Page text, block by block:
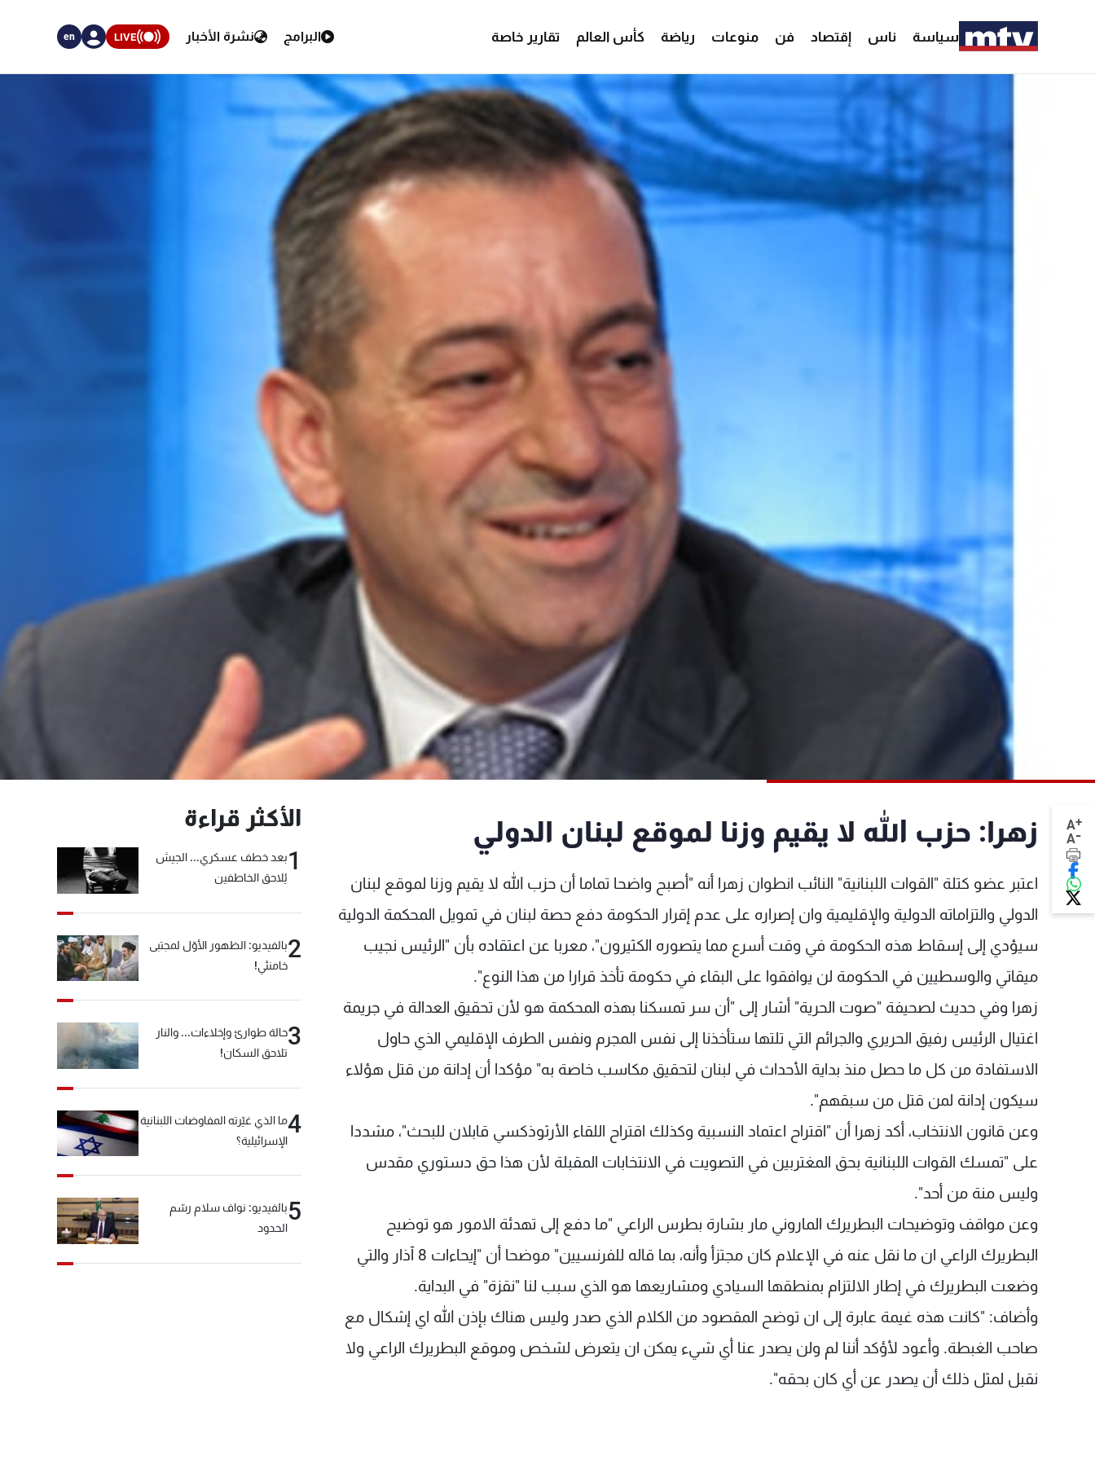
سياسة ناس إقتصاد فن منوعات رياضة كأس العالم تقارير خاصة البرامج نشرة الأخبار LIVE
en
A+
A- زهرا: حزب الله لا يقيم وزنا لموقع لبنان الدولي
اعتبر عضو كتلة "القوات اللبنانية" النائب انطوان زهرا أنه "أصبح واضحا تماما أن حزب الله لا يقيم وزنا لموقع لبنان
الدولي والتزاماته الدولية والإقليمية وان إصراره على عدم إقرار الحكومة دفع حصة لبنان في تمويل المحكمة الدولية
سيؤدي إلى إسقاط هذه الحكومة في وقت أسرع مما يتصوره الكثيرون"، معربا عن اعتقاده بأن "الرئيس نجيب
ميقاتي والوسطيين في الحكومة لن يوافقوا على البقاء في حكومة تأخذ قرارا من هذا النوع".
زهرا وفي حديث لصحيفة "صوت الحرية" أشار إلى "أن سر تمسكنا بهذه المحكمة هو لأن تحقيق العدالة في جريمة
اغتيال الرئيس رفيق الحريري والجرائم التي تلتها ستأخذنا إلى نفس المجرم ونفس الطرف الإقليمي الذي حاول
الاستفادة من كل ما حصل منذ بداية الأحداث في لبنان لتحقيق مكاسب خاصة به" مؤكدا أن إدانة من قتل هؤلاء
سيكون إدانة لمن قتل من سبقهم".
وعن قانون الانتخاب، أكد زهرا أن "اقتراح اعتماد النسبية وكذلك اقتراح اللقاء الأرثوذكسي قابلان للبحث"، مشددا
على "تمسك القوات اللبنانية بحق المغتربين في التصويت في الانتخابات المقبلة لأن هذا حق دستوري مقدس
وليس منة من أحد".
وعن مواقف وتوضيحات البطريرك الماروني مار بشارة بطرس الراعي "ما دفع إلى تهدئة الامور هو توضيح
البطريرك الراعي ان ما نقل عنه في الإعلام كان مجتزأ وأنه، بما قاله للفرنسيين" موضحا أن "إيحاءات 8 آذار والتي
وضعت البطريرك في إطار الالتزام بمنطقها السيادي ومشاريعها هو الذي سبب لنا "نقزة" في البداية.
وأضاف: "كانت هذه غيمة عابرة إلى ان توضح المقصود من الكلام الذي صدر وليس هناك بإذن الله اي إشكال مع
صاحب الغبطة. وأعود لأؤكد أننا لم ولن يصدر عنا أي شيء يمكن ان يتعرض لشخص وموقع البطريرك الراعي ولا
نقبل لمثل ذلك أن يصدر عن أي كان بحقه".
الأكثر قراءة
1بعد خطف عسكري... الجيش
يُلاحق الخاطفين
2بالفيديو: الظهور الأوّل لمجتبى
خامنئي!
3حالة طوارئ وإخلاءات... والنار
تلاحق السكان!
4ما الذي غيّرته المفاوضات اللبنانية
الإسرائيلية؟
5بالفيديو: نواف سلام رسّم
الحدود